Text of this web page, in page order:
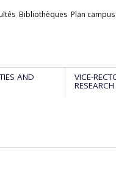
Bibliothèques Plan campus
AND VICE-
RESEARCH